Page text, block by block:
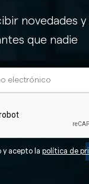
novedades
que nadie
y acepto la política de